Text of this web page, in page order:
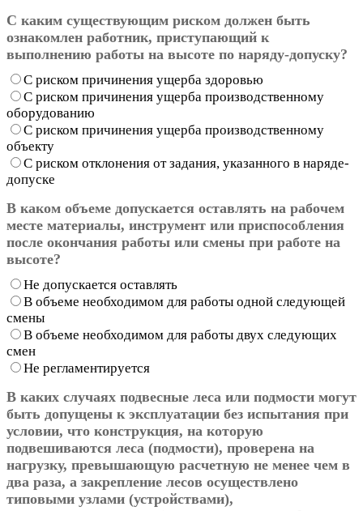
С каким существующим риском должен быть
ознакомлен работник, приступающий к
выполнению работы на высоте по наряду-допуску?
С риском причинения ущерба здоровью
С риском причинения ущерба производственному
оборудованию
С риском причинения ущерба производственному
объекту
С риском отклонения от задания, указанного в наряде-
допуске
В каком объеме допускается оставлять на рабочем
месте материалы, инструмент или приспособления
после окончания работы или смены при работе на
высоте?
Не допускается оставлять
В объеме необходимом для работы одной следующей
смены
В объеме необходимом для работы двух следующих
смен
Не регламентируется
В каких случаях подвесные леса или подмости могут
быть допущены к эксплуатации без испытания при
условии, что конструкция, на которую
подвешиваются леса (подмости), проверена на
нагрузку, превышающую расчетную не менее чем в
два раза, а закрепление лесов осуществлено
типовыми узлами (устройствами),